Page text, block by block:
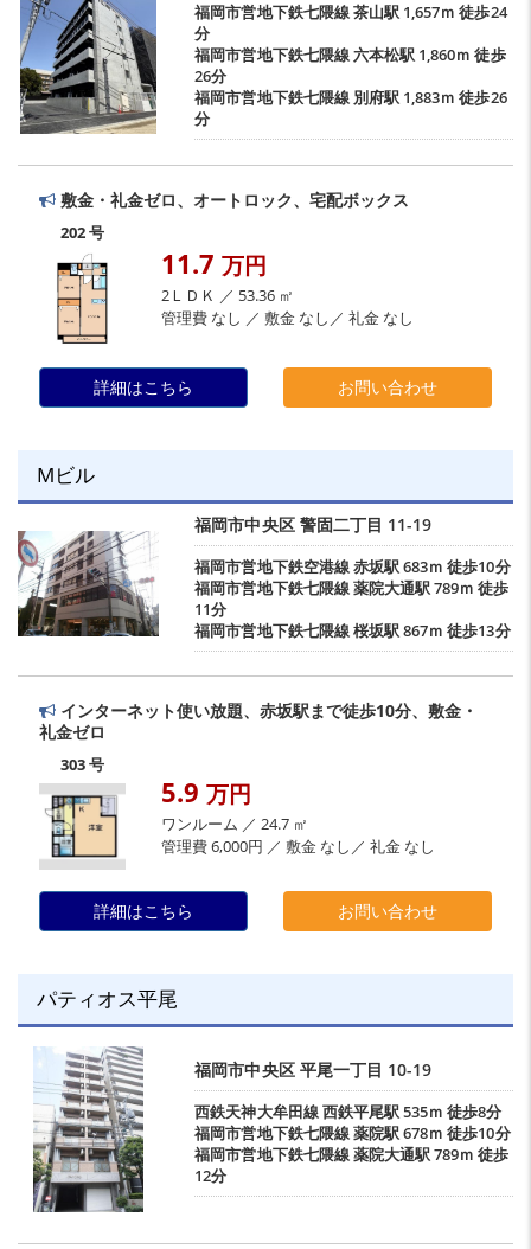
福岡市営地下鉄七隈線茶山駅 1,657ｍ 徒歩24
分
福岡市営地下鉄七隈線六本松駅 1,860ｍ 徒歩
26分
福岡市営地下鉄七隈線 別府駅 1,883ｍ 徒歩26
分
敷金・礼金ゼロ、オートロック、宅配ボックス
202 号
11.7 万円
2ＬＤＫ ／ 53.36 ㎡
管理費 なし ／ 敷金 なし／ 礼金 なし
詳細はこちら お問い合わせ
Mビル
福岡市中央区 警固二丁目 11-19
福岡市営地下鉄空港線赤坂駅683ｍ 徒歩10分
福岡市営地下鉄七隈線薬院大通駅789ｍ 徒歩
11分
福岡市営地下鉄七隈線桜坂駅867ｍ 徒歩13分
インターネット使い放題、赤坂駅まで徒歩10分、敷金・
礼金ゼロ
303 号
5.9 万円
ワンルーム ／ 24.7 ㎡
管理費 6,000円 ／ 敷金 なし／ 礼金 なし
詳細はこちら お問い合わせ
パティオス平尾
福岡市中央区 平尾一丁目 10-19
西鉄天神大牟田線西鉄平尾駅535ｍ 徒歩8分
福岡市営地下鉄七隈線薬院駅678ｍ 徒歩10分
福岡市営地下鉄七隈線薬院大通駅789ｍ 徒歩
12分